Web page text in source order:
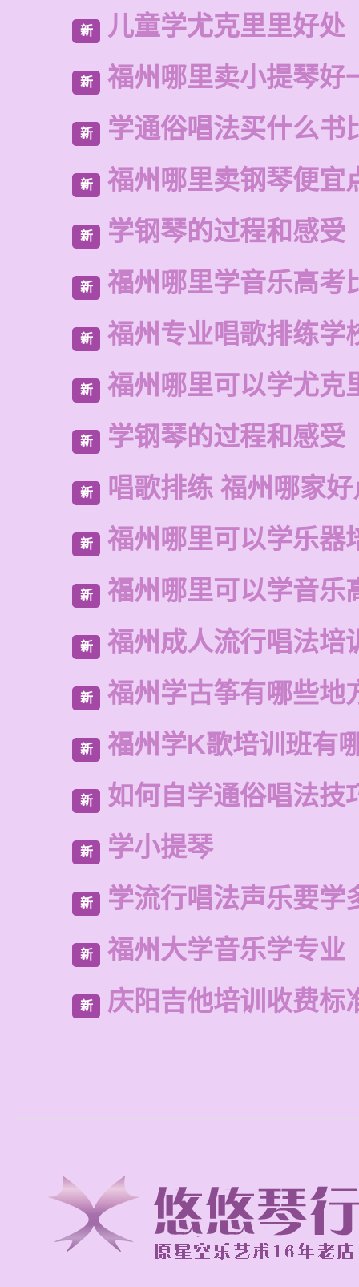
新 儿童学尤克里里好处
新 福州哪里卖小提琴好
新 学通俗唱法买什么书
新 福州哪里卖钢琴便宜
新 学钢琴的过程和感受
新 福州哪里学音乐高考
新 福州专业唱歌排练学
新 福州哪里可以学尤克
新 学钢琴的过程和感受
新 唱歌排练 福州哪家
新 福州哪里可以学乐器
新 福州哪里可以学音乐
新 福州成人流行唱法培
新 福州学古筝有哪些地
新 福州学K歌培训班有
新 如何自学通俗唱法技
新 学小提琴
新 学流行唱法声乐要学
新 福州大学音乐学专业
新 庆阳吉他培训收费标